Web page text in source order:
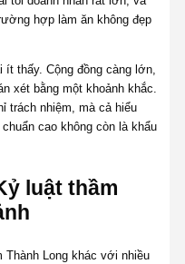
hợp làm ăn không đẹp
thấy. Cộng đồng càng lớn,
xét bằng một khoảnh khắc.
trách nhiệm, mà cả hiểu
cao không còn là khẩu
luật thầm
Thành Long khác với nhiều